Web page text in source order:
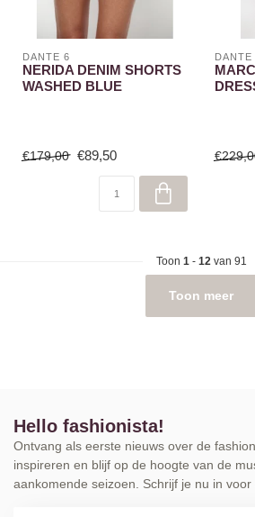
DANTE 6
NERIDA DENIM SHORTS
WASHED BLUE
€179,00 €89,50
DANTE
Toon 1- 12van 91
Toon meer
Hello fashionista!
Ontvang als eerste nieuws over de
inspireren en blijf op de hoogte van de
aankomende seizoen. Schrijf je nu in